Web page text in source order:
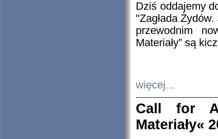
Dziś oddajemy
"Zagłada
przewodnim
Materiały” są
więcej...
Call for
Materiały«